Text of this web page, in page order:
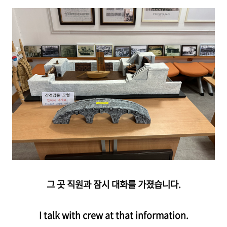
그 곳 직원과 잠시 대화를 가졌습니다.
I talk with crew at that information.